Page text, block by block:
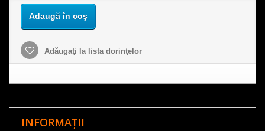
Adaugă în coş
Adăugaţi la lista dorinţelor
INFORMAȚII